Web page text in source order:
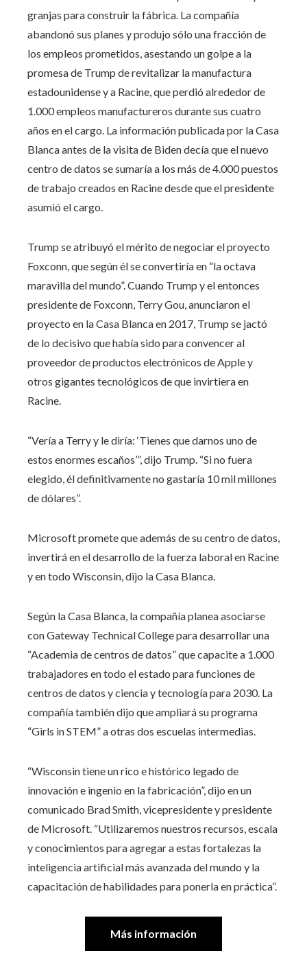
granjas para construir la fábrica. La compañía
abandonó sus planes y produjo sólo una fracción de
los empleos prometidos, asestando un golpe a la
promesa de Trump de revitalizar la manufactura
estadounidense y a Racine, que perdió alrededor de
1.000 empleos manufactureros durante sus cuatro
años en el cargo. La información publicada por la Casa
Blanca antes de la visita de Biden decía que el nuevo
centro de datos se sumaría a los más de 4.000 puestos
de trabajo creados en Racine desde que el presidente
asumió el cargo.
Trump se atribuyó el mérito de negociar el proyecto
Foxconn, que según él se convertiría en “la octava
maravilla del mundo”. Cuando Trump y el entonces
presidente de Foxconn, Terry Gou, anunciaron el
proyecto en la Casa Blanca en 2017, Trump se jactó
de lo decisivo que había sido para convencer al
proveedor de productos electrónicos de Apple y
otros gigantes tecnológicos de que invirtiera en
Racine.
“Vería a Terry y le diría: ‘Tienes que darnos uno de
estos enormes escaños’”, dijo Trump. “Si no fuera
elegido, él definitivamente no gastaría 10 mil millones
de dólares”.
Microsoft promete que además de su centro de datos,
invertirá en el desarrollo de la fuerza laboral en Racine
y en todo Wisconsin, dijo la Casa Blanca.
Según la Casa Blanca, la compañía planea asociarse
con Gateway Technical College para desarrollar una
“Academia de centros de datos” que capacite a 1.000
trabajadores en todo el estado para funciones de
centros de datos y ciencia y tecnología para 2030. La
compañía también dijo que ampliará su programa
“Girls in STEM” a otras dos escuelas intermedias.
“Wisconsin tiene un rico e histórico legado de
innovación e ingenio en la fabricación”, dijo en un
comunicado Brad Smith, vicepresidente y presidente
de Microsoft. “Utilizaremos nuestros recursos, escala
y conocimientos para agregar a estas fortalezas la
inteligencia artificial más avanzada del mundo y la
capacitación de habilidades para ponerla en práctica”.
Más información